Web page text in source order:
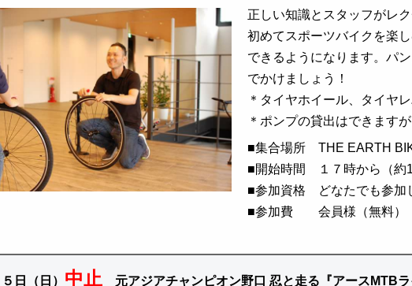
正しい知識とスタッフがレ
初めてスポーツバイクを楽
できるようになります。パ
でかけましょう！
＊タイヤホイール、タイヤ
＊ポンプの貸出はできます
■集合場所 THE EARTH
■開始時間 １７時から（約1
■参加資格 どなたでも参加
■参加費 会員様（無料）
日（日） 中止 元アジアチャンピオン野口 忍と走る『アースMTBラ